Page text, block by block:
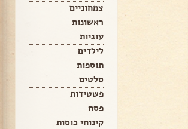
צמחוניים
ראשונות
עוגיות
לילדים
תוספות
סלטים
פשטידות
פסח
קינוחי כוסות